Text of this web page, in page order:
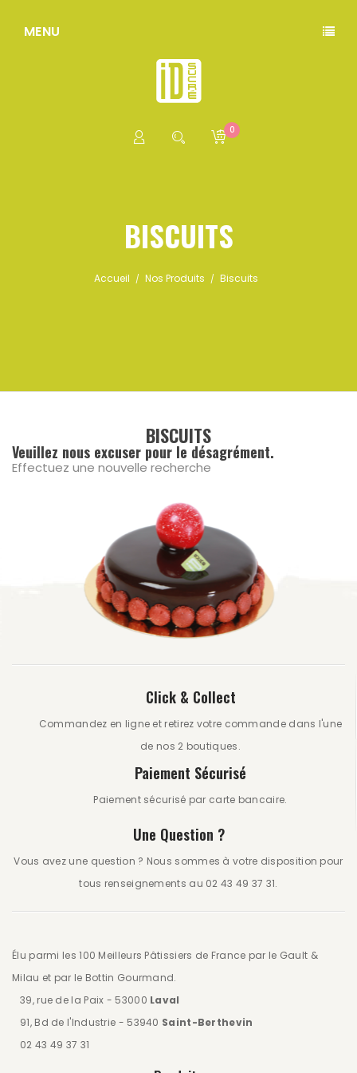
MENU
0
BISCUITS
Accueil Nos Produits Biscuits
BISCUITS
Veuillez nous excuser pour le désagrément.
Effectuez une nouvelle recherche
Click & Collect
Commandez en ligne et retirez votre commande dans l'une
de nos 2 boutiques.
Paiement Sécurisé
Paiement sécurisé par carte bancaire.
Une Question ?
Vous avez une question ? Nous sommes à votre disposition pour
tous renseignements au 02 43 49 37 31.
Élu parmi les 100 Meilleurs Pâtissiers de France par le Gault &
Milau et par le Bottin Gourmand.
39, rue de la Paix - 53000 Laval
91, Bd de l'Industrie - 53940 Saint-Berthevin
02 43 49 37 31